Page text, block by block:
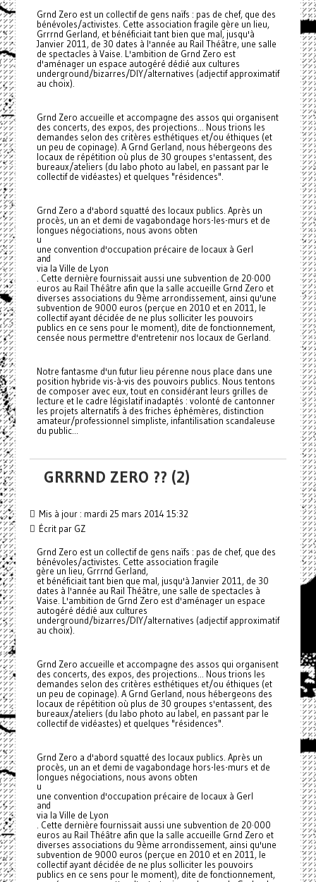
Grnd Zero est un collectif de gens naïfs : pas de chef, que des
bénévoles/activistes. Cette association fragile gère un lieu,
Grrrnd Gerland, et bénéficiait tant bien que mal, jusqu'à
Janvier 2011, de 30 dates à l'année au Rail Théâtre, une salle
de spectacles à Vaise. L'ambition de Grnd Zero est
d'aménager un espace autogéré dédié aux cultures
underground/bizarres/DIY/alternatives (adjectif approximatif
au choix).
Grnd Zero accueille et accompagne des assos qui organisent
des concerts, des expos, des projections... Nous trions les
demandes selon des critères esthétiques et/ou éthiques (et
un peu de copinage). A Grnd Gerland, nous hébergeons des
locaux de répétition où plus de 30 groupes s'entassent, des
bureaux/ateliers (du labo photo au label, en passant par le
collectif de vidéastes) et quelques "résidences".
Grnd Zero a d'abord squatté des locaux publics. Après un
procès, un an et demi de vagabondage hors-les-murs et de
longues négociations, nous avons obten
u
une convention d'occupation précaire de locaux à Gerl
and
via la Ville de Lyon
. Cette dernière fournissait aussi une subvention de 20·000
euros au Rail Théâtre afin que la salle accueille Grnd Zero et
diverses associations du 9ème arrondissement, ainsi qu'une
subvention de 9000 euros (perçue en 2010 et en 2011, le
collectif ayant décidée de ne plus solliciter les pouvoirs
publics en ce sens pour le moment), dite de fonctionnement,
censée nous permettre d'entretenir nos locaux de Gerland.
Notre fantasme d'un futur lieu pérenne nous place dans une
position hybride vis-à-vis des pouvoirs publics. Nous tentons
de composer avec eux, tout en considérant leurs grilles de
lecture et le cadre législatif inadaptés : volonté de cantonner
les projets alternatifs à des friches éphémères, distinction
amateur/professionnel simpliste, infantilisation scandaleuse
du public...
GRRRND ZERO ?? (2)
Mis à jour : mardi 25 mars 2014 15:32
Écrit par GZ
Grnd Zero est un collectif de gens naïfs : pas de chef, que des
bénévoles/activistes. Cette association fragile
gère un lieu, Grrrnd Gerland,
et bénéficiait tant bien que mal, jusqu'à Janvier 2011, de 30
dates à l'année au Rail Théâtre, une salle de spectacles à
Vaise. L'ambition de Grnd Zero est d'aménager un espace
autogéré dédié aux cultures
underground/bizarres/DIY/alternatives (adjectif approximatif
au choix).
Grnd Zero accueille et accompagne des assos qui organisent
des concerts, des expos, des projections... Nous trions les
demandes selon des critères esthétiques et/ou éthiques (et
un peu de copinage). A Grnd Gerland, nous hébergeons des
locaux de répétition où plus de 30 groupes s'entassent, des
bureaux/ateliers (du labo photo au label, en passant par le
collectif de vidéastes) et quelques "résidences".
Grnd Zero a d'abord squatté des locaux publics. Après un
procès, un an et demi de vagabondage hors-les-murs et de
longues négociations, nous avons obten
u
une convention d'occupation précaire de locaux à Gerl
and
via la Ville de Lyon
. Cette dernière fournissait aussi une subvention de 20·000
euros au Rail Théâtre afin que la salle accueille Grnd Zero et
diverses associations du 9ème arrondissement, ainsi qu'une
subvention de 9000 euros (perçue en 2010 et en 2011, le
collectif ayant décidée de ne plus solliciter les pouvoirs
publics en ce sens pour le moment), dite de fonctionnement,